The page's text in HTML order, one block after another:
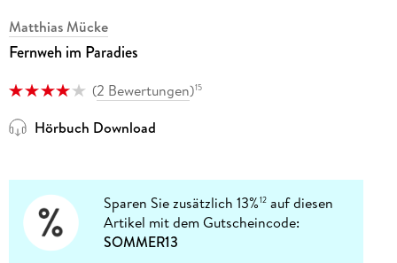
Matthias Mücke
Fernweh im Paradies
(2 Bewertungen)15
Hörbuch Download
Sparen Sie zusätzlich 13%12 auf diesen
Artikel mit dem Gutscheincode:
SOMMER13